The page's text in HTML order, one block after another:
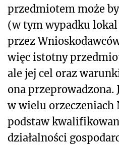
przedmiotem może
(w tym wypadku
przez
więc istotny
ale jej cel oraz
ona przeprowadzona.
w wielu orzeczeniach
podstaw
działalności